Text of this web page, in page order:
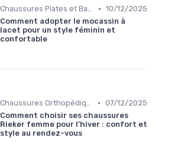
Chaussures Plates et Ballerines • 10/12/2025
Comment adopter le mocassin à
lacet pour un style féminin et
confortable
Chaussures Orthopédiques • 07/12/2025
Comment choisir ses chaussures
Rieker femme pour l’hiver : confort et
style au rendez-vous